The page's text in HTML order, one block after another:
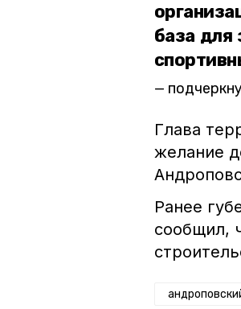
база для
Глава
желание
Ранее
сообщил,